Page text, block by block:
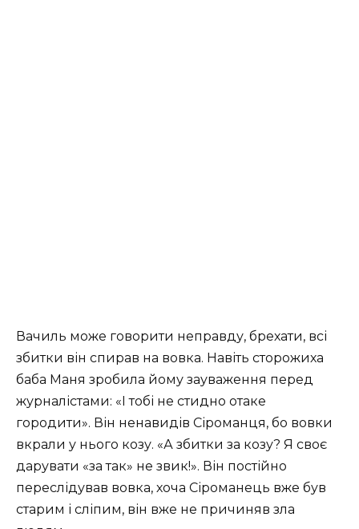
Вачиль може говорити неправду, брехати, всі
збитки він спирав на вовка. Навіть сторожиха
баба Маня зробила йому зауваження перед
журналістами: «І тобі не стидно отаке
городити». Він ненавидів Сіроманця, бо вовки
вкрали у нього козу. «А збитки за козу? Я своє
дарувати «за так» не звик!». Він постійно
переслідував вовка, хоча Сіроманець вже був
старим і сліпим, він вже не причиняв зла